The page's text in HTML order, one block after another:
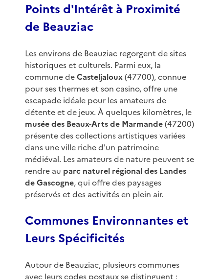
Points d'Intérêt à Proximité
de Beauziac
Les environs de Beauziac regorgent de sites
historiques et culturels. Parmi eux, la
commune deCasteljaloux(47700), connue
pour ses thermes et son casino, offre une
escapade idéale pour les amateurs de
détente et de jeux. À quelques kilomètres, le
musée des Beaux-Arts de Marmande(47200)
présente des collections artistiques variées
dans une ville riche d'un patrimoine
médiéval. Les amateurs de nature peuvent se
rendre au parc naturel régional des Landes
de Gascogne, qui offre des paysages
préservés et des activités en plein air.
Communes Environnantes et
Leurs Spécificités
Autour de Beauziac, plusieurs communes